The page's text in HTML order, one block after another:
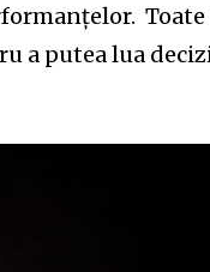
32,214
Toate
a putea lua